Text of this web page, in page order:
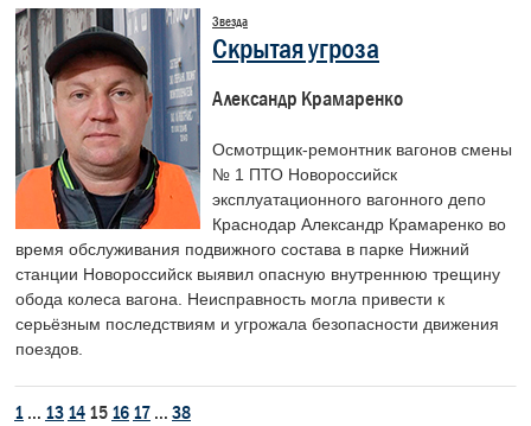
Звезда
Скрытая угроза
Александр Крамаренко
Осмотрщик-ремонтник вагонов смены
№ 1 ПТО Новороссийск
эксплуатационного вагонного депо
Краснодар Александр Крамаренко во
время обслуживания подвижного состава в парке Нижний
станции Новороссийск выявил опасную внутреннюю трещину
обода колеса вагона. Неисправность могла привести к
серьёзным последствиям и угрожала безопасности движения
поездов.
1 ... 13 14 15 16 17 ... 38